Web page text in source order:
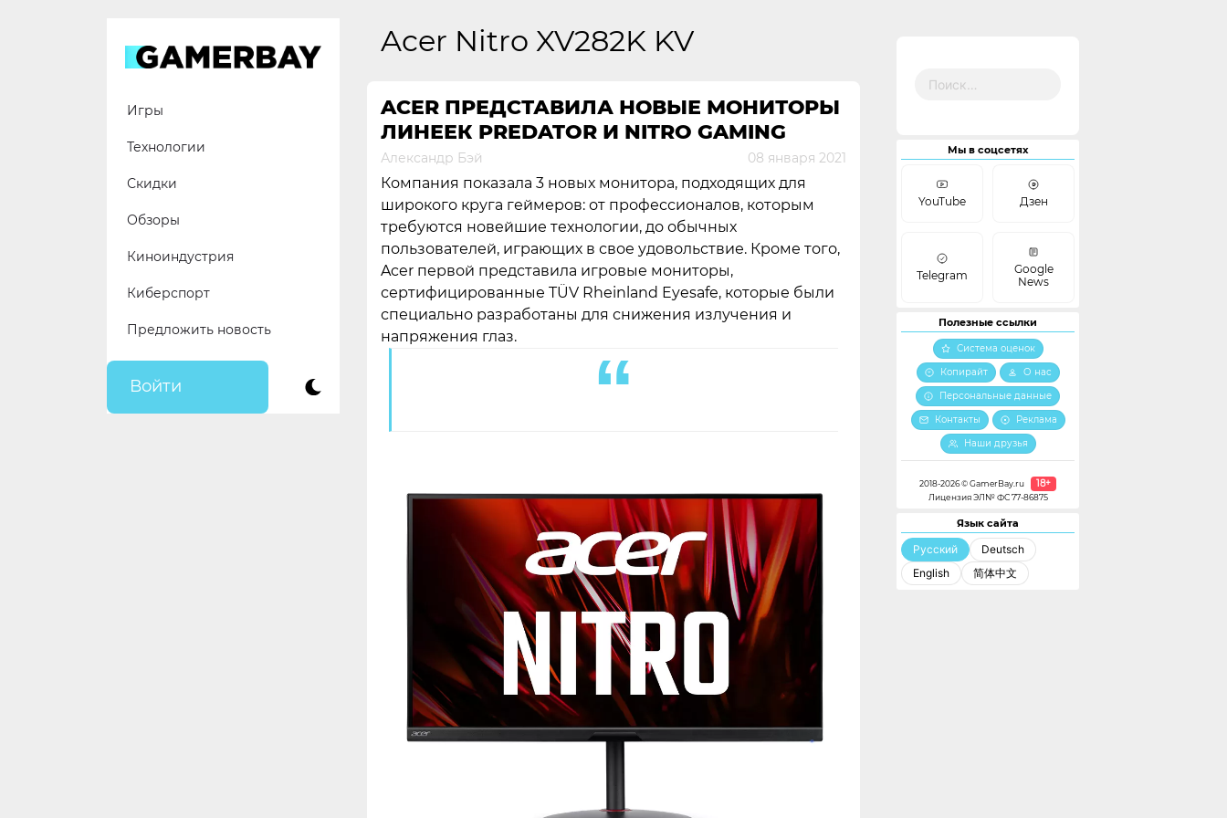
Игры
Технологии
Скидки
Обзоры
Киноиндустрия
Киберспорт
Предложить новость
Войти
Acer Nitro XV282K KV
ACER ПРЕДСТАВИЛА НОВЫЕ МОНИТОРЫ
ЛИНЕЕК PREDATOR И NITRO GAMING
Александр Бэй 08 января 2021
Компания показала 3 новых монитора, подходящих для
широкого круга геймеров: от профессионалов, которым
требуются новейшие технологии, до обычных
пользователей, играющих в свое удовольствие. Кроме того,
Acer первой представила игровые мониторы,
сертифицированные TÜV Rheinland Eyesafe, которые были
специально разработаны для снижения излучения и
напряжения глаз.
Мы в соцсетях
YouTube Дзен
Telegram
Google
News
Полезные ссылки
Система оценок
Копирайт
О нас
Персональные данные
Контакты
Реклама
Наши друзья
2018-2026 © GamerBay.ru 18+
Лицензия ЭЛ№ ФС 77-86875
Язык сайта
Русский
Deutsch
English
简体中文